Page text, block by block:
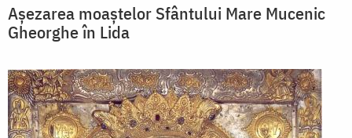
Așezarea moaștelor Sfântului Mare Mucenic
Gheorghe în Lida